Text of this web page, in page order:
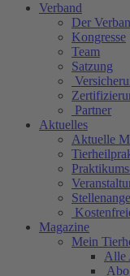
Verband
Der
Kongresse
Team
Satzung
Partner
Aktuelles
Aktuelle
Magazine
Mein
Alle
Abo